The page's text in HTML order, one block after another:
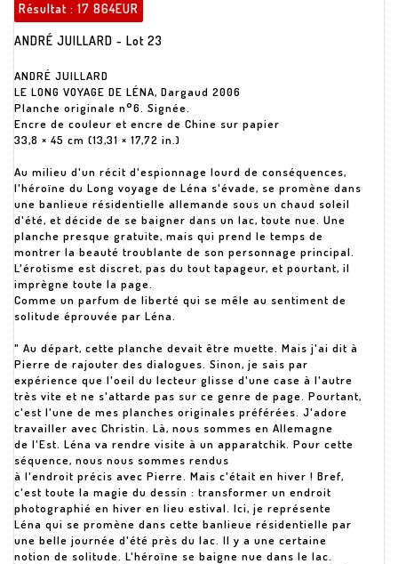
Résultat : 17 864EUR
ANDRÉ JUILLARD - Lot 23
ANDRÉ JUILLARD
LE LONG VOYAGE DE LÉNA, Dargaud 2006
Planche originale n°6. Signée.
Encre de couleur et encre de Chine sur papier
33,8 × 45 cm (13,31 × 17,72 in.)
Au milieu d'un récit d'espionnage lourd de conséquences,
l'héroïne du Long voyage de Léna s'évade, se promène dans
une banlieue résidentielle allemande sous un chaud soleil
d'été, et décide de se baigner dans un lac, toute nue. Une
planche presque gratuite, mais qui prend le temps de
montrer la beauté troublante de son personnage principal.
L'érotisme est discret, pas du tout tapageur, et pourtant, il
imprègne toute la page.
Comme un parfum de liberté qui se mêle au sentiment de
solitude éprouvée par Léna.
" Au départ, cette planche devait être muette. Mais j'ai dit à
Pierre de rajouter des dialogues. Sinon, je sais par
expérience que l'oeil du lecteur glisse d'une case à l'autre
très vite et ne s'attarde pas sur ce genre de page. Pourtant,
c'est l'une de mes planches originales préférées. J'adore
travailler avec Christin. Là, nous sommes en Allemagne
de l'Est. Léna va rendre visite à un apparatchik. Pour cette
séquence, nous nous sommes rendus
à l'endroit précis avec Pierre. Mais c'était en hiver ! Bref,
c'est toute la magie du dessin : transformer un endroit
photographié en hiver en lieu estival. Ici, je représente
Léna qui se promène dans cette banlieue résidentielle par
une belle journée d'été près du lac. Il y a une certaine
notion de solitude. L'héroïne se baigne nue dans le lac.